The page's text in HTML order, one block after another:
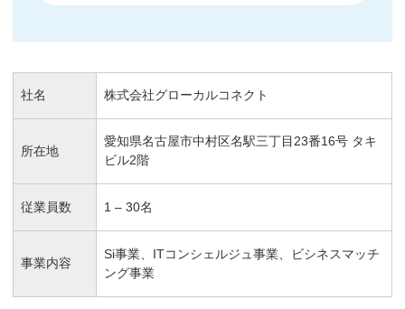
社名 株式会社グローカルコネクト
所在地
愛知県名古屋市中村区名駅三丁目23番16号 タキ
ビル2階
従業員数 1 – 30名
事業内容
Si事業、ITコンシェルジュ事業、ビシネスマッチ
ング事業